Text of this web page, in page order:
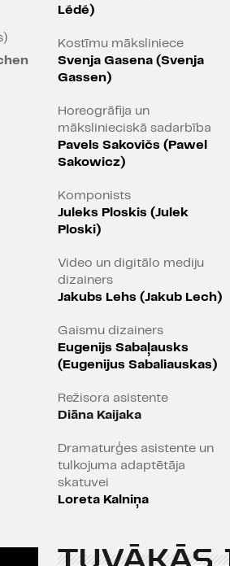
efektu trokšņu fona kā
iedarbojas aktieru
Anna
Vai nākotne ir viena
Vai mūsu tagadni ir
cilvēks?
Pēc izrādes “ROTKHO”
Eiropas lielākajos un
un festivālos poļu
komandu atgriežas
triloģijas otrā daļa
saistību.
Turpinot strādāt ar
līdzekļu saplūsmi,
iestudējums Dailes
trāpīgos nākotnes
aizskatuvē, kas ietekmē
izgaismo angļu
– mākslīgā intelekta
mākslīgā intelekta
laikā.
slepenajā mītnē, ir
Lédé)
Kostīmu māksliniece
Svenja Gasena (Svenja
Gassen)
Horeogrāfija un
mākslinieciskā sadarbība
Pavels Sakovičs (Pawel
Sakowicz)
Komponists
Juleks Ploskis (Julek
Ploski)
Video un digitālo mediju
dizainers
Jakubs Lehs (Jakub Lech)
Gaismu dizainers
Eugenijs Sabaļausks
(Eugenijus Sabaliauskas)
Režisora asistente
Diāna Kaijaka
Dramaturģes asistente un
tulkojuma adaptētāja
skatuvei
Loreta Kalniņa